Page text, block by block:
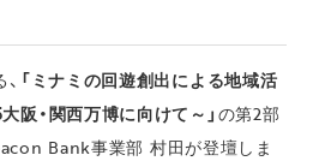
「ミナミの回遊創出による地域活
阪・関西万博に向けて～」の第2部
Bank事業部 村田が登壇しま